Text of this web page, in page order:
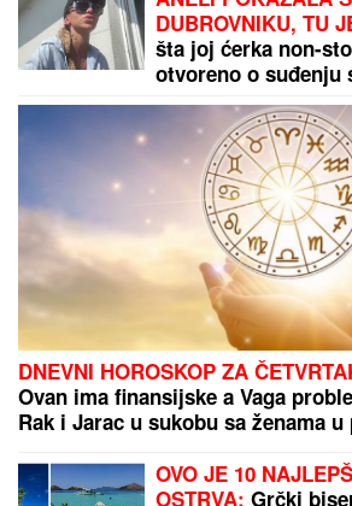
DO OSTROGA
PANELA?!Izdata
dozvola za
Trik da lakše
Tuširanje ledenom
spavanje nije